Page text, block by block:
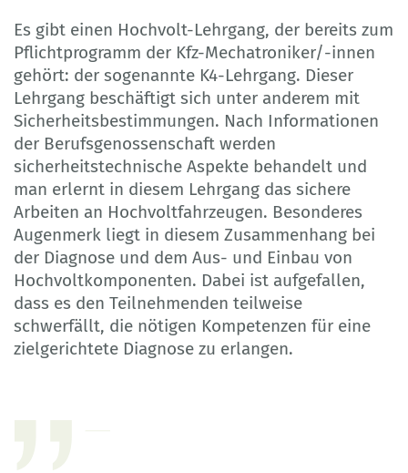
Es gibt einen Hochvolt-Lehrgang, der bereits zum
Pflichtprogramm der Kfz-Mechatroniker/-innen
gehört: der sogenannte K4-Lehrgang. Dieser
Lehrgang beschäftigt sich unter anderem mit
Sicherheitsbestimmungen. Nach Informationen
der Berufsgenossenschaft werden
sicherheitstechnische Aspekte behandelt und
man erlernt in diesem Lehrgang das sichere
Arbeiten an Hochvoltfahrzeugen. Besonderes
Augenmerk liegt in diesem Zusammenhang bei
der Diagnose und dem Aus- und Einbau von
Hochvoltkomponenten. Dabei ist aufgefallen,
dass es den Teilnehmenden teilweise
schwerfällt, die nötigen Kompetenzen für eine
zielgerichtete Diagnose zu erlangen.